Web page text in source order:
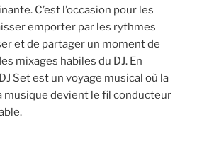
C’est l’occasion pour les
emporter par les rythmes
et de partager un moment de
mixages habiles du DJ. En
Set est un voyage musical où la
musique devient le fil conducteur